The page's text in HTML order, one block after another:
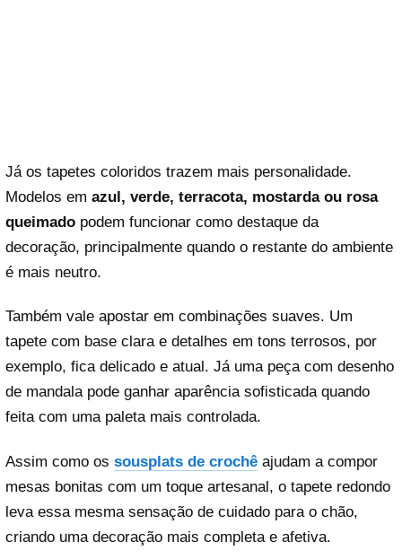
Já os tapetes coloridos trazem mais personalidade.
Modelos em azul, verde, terracota, mostarda ou rosa
queimado podem funcionar como destaque da
decoração, principalmente quando o restante do ambiente
é mais neutro.
Também vale apostar em combinações suaves. Um
tapete com base clara e detalhes em tons terrosos, por
exemplo, fica delicado e atual. Já uma peça com desenho
de mandala pode ganhar aparência sofisticada quando
feita com uma paleta mais controlada.
Assim como os sousplats de crochê ajudam a compor
mesas bonitas com um toque artesanal, o tapete redondo
leva essa mesma sensação de cuidado para o chão,
criando uma decoração mais completa e afetiva.